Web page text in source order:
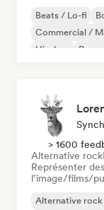
Beats / Lo-fi
Commercial /
Hip-hop
Pop
> 1600
Alternative rock
Représenter
l’image/films/
Alternative rock